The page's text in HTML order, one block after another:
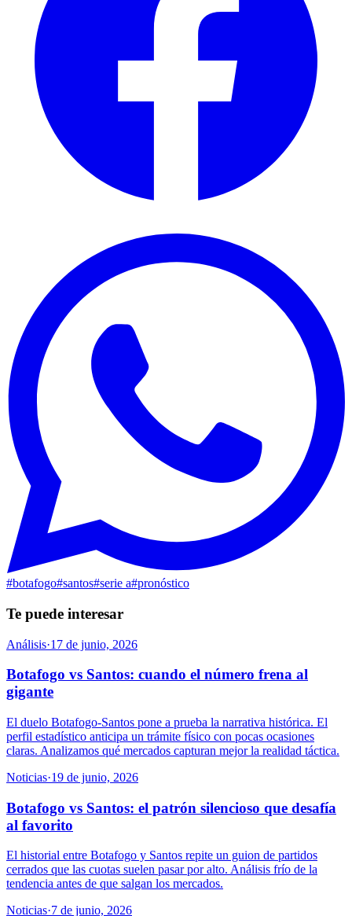
#botafogo#santos#serie a#pronóstico
Te puede interesar
Análisis·17 de junio, 2026
Botafogo vs Santos: cuando el número frena al
gigante
El duelo Botafogo-Santos pone a prueba la narrativa histórica. El
perfil estadístico anticipa un trámite físico con pocas ocasiones
claras. Analizamos qué mercados capturan mejor la realidad táctica.
Noticias·19 de junio, 2026
Botafogo vs Santos: el patrón silencioso que desafía
al favorito
El historial entre Botafogo y Santos repite un guion de partidos
cerrados que las cuotas suelen pasar por alto. Análisis frío de la
tendencia antes de que salgan los mercados.
Noticias·7 de junio, 2026